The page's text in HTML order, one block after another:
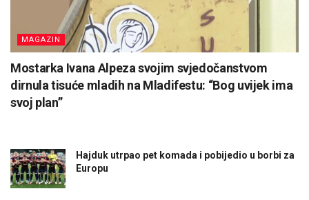
MAGAZIN
Mostarka Ivana Alpeza svojim svjedočanstvom
dirnula tisuće mladih na Mladifestu: “Bog uvijek ima
svoj plan”
Hajduk utrpao pet komada i pobijedio u borbi za
Europu